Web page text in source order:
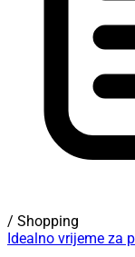
/ Shopping
Idealno vrijeme za